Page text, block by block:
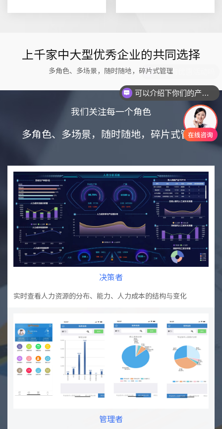
上千家中大型优秀企业的共同选择
多角色、多场景，随时随地，碎片式管理
我们关注每一个角色
多角色、多场景，随时随地，碎片式管理
决策者
实时查看人力资源的分布、能力、人力成本的结构与变化
管理者